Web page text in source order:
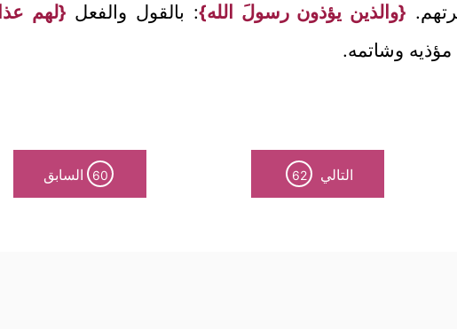
{والذين يؤذون رسولَ الله}: بالقول والفعل {لهم
مؤذيه وشاتمه.
التالي 62
60 السابق